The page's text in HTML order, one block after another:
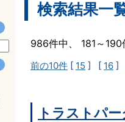
検索結果一
986件中、 181～
前の10件 [ 15 ] [ 16 ]
トラストパ